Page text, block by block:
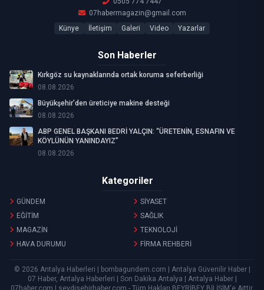
07habermagazin@gmail.com
Künye
İletişim Galeri Video Yazarlar
Son Haberler
Kırkgöz su kaynaklarında ortak koruma seferberliği
08.08.2026
Büyükşehir’den üreticiye makine desteği
08.08.2026
ABP GENEL BAŞKANI BEDRİ YALÇIN: “ÜRETENİN, ESNAFIN VE
KÖYLÜNÜN YANINDAYIZ”
08.08.2026
Kategoriler
GÜNDEM
SİYASET
EĞİTİM
SAĞLIK
MAGAZİN
TEKNOLOJİ
HAVA DURUMU
FİRMA REHBERİ
© 2026 Antalya Haberleri | bombagundem.com | Antalya Güvenilir Haber |
07 Haber, Antalya Haberleri | Son Dakika Antalya | Antalya Haber |
07haber.com | seydisehirhaber.com - Tüm Hakları BEYRİBEY BİLİŞİM 'e Aittir.